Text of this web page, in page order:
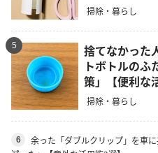
掃除・暮らし
5
捨てなかった
トボトルのふ
策」【便利な
掃除・暮らし
6
余った「ダブルクリップ」を車